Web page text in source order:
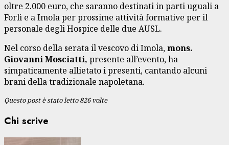
oltre 2.000 euro, che saranno destinati in parti uguali a
Forlì e a Imola per prossime attività formative per il
personale degli Hospice delle due AUSL.
Nel corso della serata il vescovo di Imola,mons.
Giovanni Mosciatti, presente all’evento, ha
simpaticamente allietato i presenti, cantando alcuni
brani della tradizionale napoletana.
Questo post è stato letto 826 volte
Chi scrive